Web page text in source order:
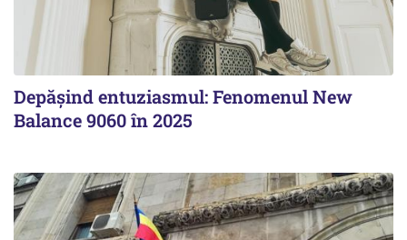
Depășind entuziasmul: Fenomenul New
Balance 9060 în 2025